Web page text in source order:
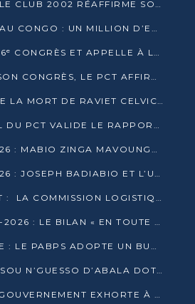
CONGRÈS DU PCT : LE CLUB 2002 RÉAFFIRME SON SOUTIEN À DENIS SASSOU-N’GUESSO POUR 2026
ENTREPRENEURIAT AU CONGO : UN MILLION D’EUROS POUR FINANCER LES STARTUPS DÈS 2026
LE PCT OUVRE SON 6ᵉ CONGRÈS ET APPELLE À LA CANDIDATURE DE DENIS SASSOU NGUESSO
À TROIS JOURS DE SON CONGRÈS, LE PCT AFFIRME AVOIR ATTEINT TOUS SES OBJECTIFS
CE QUE L’ON SAIT DE LA MORT DE RAVIET CELVIC N’TSIANTSIE
LE COMITÉ CENTRAL DU PCT VALIDE LE RAPPORT DU CONGRÈS ET SOUTIENT DENIS SASSOU N’GUESSO
PRÉSIDENTIELLE 2026 : MABIO ZINGA MAVOUNGOU DÉCLARE SA CANDIDATURE ET CHARGE LE BILAN DU PCT
PRÉSIDENTIELLE 2026 : JOSEPH BADIABIO ET L’UDH-YUKI JOUENT LA PRUDENCE
6ᵉ CONGRÈS DU PCT : LA COMMISSION LOGISTIQUE ASSURE LA DISTRIBUTION DES KITS
QUINQUENNAT 2021-2026 : LE BILAN « EN TOUTE TRANSPARENCE » PRÉSENTÉ À LA PRESSE
ÉCONOMIE FLUVIALE : LE PABPS ADOPTE UN BUDGET 2026 DE PLUS DE 2,7 MILLIARDS FCFA
LE LYCÉE DENIS SASSOU N’GUESSO D’ABALA DOTÉ D’UNE SALLE MULTIMÉDIA
POINTE-NOIRE : LE GOUVERNEMENT EXHORTE À UN USAGE RESPONSABLE DU NOUVEAU MATÉRIEL MUNICIPAL